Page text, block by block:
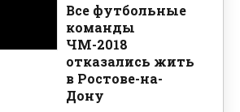
Все футбольные
команды
ЧМ-2018
отказались жить
в Ростове-на-
Дону